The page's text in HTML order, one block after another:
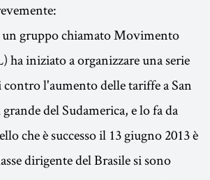
un gruppo chiamato Movimento
ha iniziato a organizzare una serie
l'aumento delle tariffe a San
del Sudamerica, e lo fa da
che è successo il 13 giugno 2013 è
dirigente del Brasile si sono